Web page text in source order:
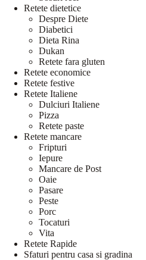
Retete dietetice
Despre Diete
Diabetici
Dieta Rina
Dukan
Retete fara gluten
Retete economice
Retete festive
Retete Italiene
Dulciuri Italiene
Pizza
Retete paste
Retete mancare
Fripturi
Iepure
Mancare de Post
Oaie
Pasare
Peste
Porc
Tocaturi
Vita
Retete Rapide
Sfaturi pentru casa si gradina